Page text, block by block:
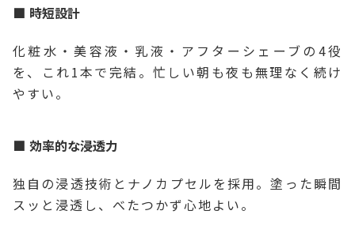
時短設計
化粧水・美容液・乳液・アフターシェーブの4役
を、これ1本で完結。忙しい朝も夜も無理なく続け
やすい。
効率的な浸透力
独自の浸透技術とナノカプセルを採用。塗った瞬間
スッと浸透し、べたつかず心地よい。